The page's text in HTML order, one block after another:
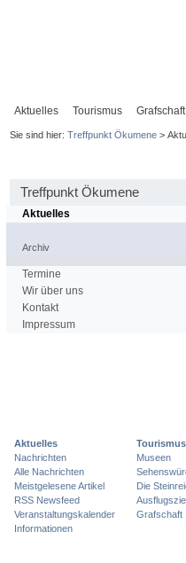
Aktuelles Tourismus Grafschaft
Sie sind hier: Treffpunkt Ökumene>
Treffpunkt Ökumene
Aktuelles
Archiv
Termine
Wir über uns
Kontakt
Impressum
Aktuelles
Nachrichten
Alle Nachrichten
Meistgelesene Artikel
RSS Newsfeed
Veranstaltungskalender
Informationen
Tourismus
Museen
Die
Grafschaft